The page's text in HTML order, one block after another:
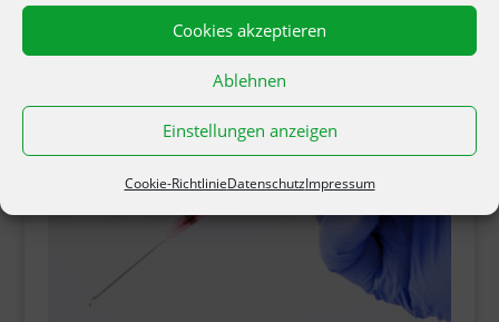
Cookies akzeptieren
Ablehnen
Einstellungen anzeigen
Cookie-RichtlinieDatenschutzImpressum